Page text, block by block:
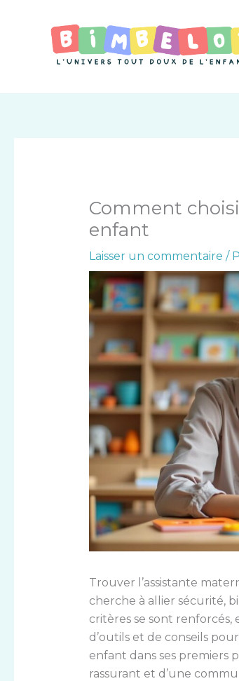
Comment
enfant
Laisser un commentaire /
Trouver l’assistante
cherche à allier sécurité,
critères se sont
d’outils et de conseils
enfant dans ses premiers
rassurant et d’une